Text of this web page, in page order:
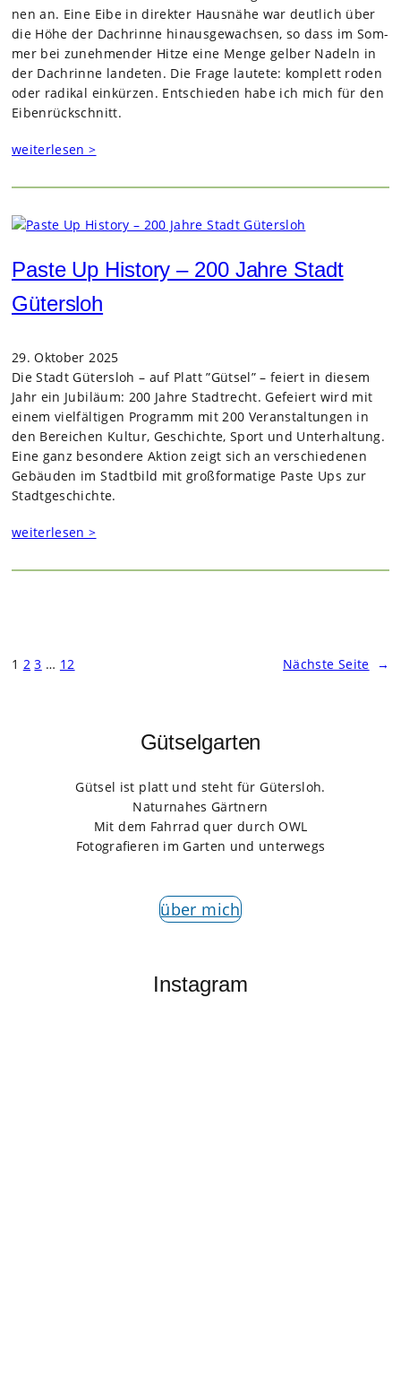
nen an. Eine Eibe in direk­ter Haus­nähe war deut­lich über
die Höhe der Dach­rinne hin­aus­ge­wach­sen, so dass im Som­
mer bei zuneh­men­der Hitze eine Menge gel­ber Nadeln in
der Dach­rinne lan­de­ten. Die Frage lau­tete: kom­plett roden
oder radi­kal ein­kür­zen. Ent­schie­den habe ich mich für den
Eiben­rück­schnitt.
weiterlesen >
Paste Up History – 200 Jahre Stadt
Gütersloh
29. Oktober 2025
Die Stadt Güters­loh – auf Platt ”Gütsel” – fei­ert in die­sem
Jahr ein Jubi­läum: 200 Jahre Stadt­recht. Gefei­ert wird mit
einem viel­fäl­ti­gen Pro­gramm mit 200 Ver­an­stal­tun­gen in
den Berei­chen Kul­tur, Geschichte, Sport und Unter­hal­tung.
Eine ganz beson­dere Aktion zeigt sich an ver­schie­de­nen
Gebäu­den im Stadt­bild mit groß­for­ma­tige Paste Ups zur
Stadt­ge­schichte.
weiterlesen >
1 2 3 … 12 Nächste Seite →
Gütselgarten
Gütsel ist platt und steht für Gütersloh.
Naturnahes Gärtnern
Mit dem Fahrrad quer durch OWL
Fotografieren im Garten und unterwegs
über mich
Instagram